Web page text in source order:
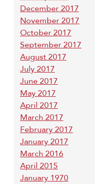
December 2017
November 2017
October 2017
September 2017
August 2017
July 2017
June 2017
May 2017
April 2017
March 2017
February 2017
January 2017
March 2016
April 2015
January 1970